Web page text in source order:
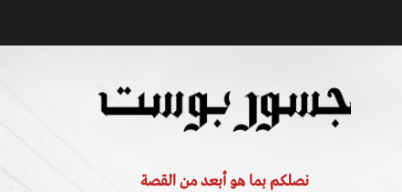
نصلكم بما هو أبعد من القصة